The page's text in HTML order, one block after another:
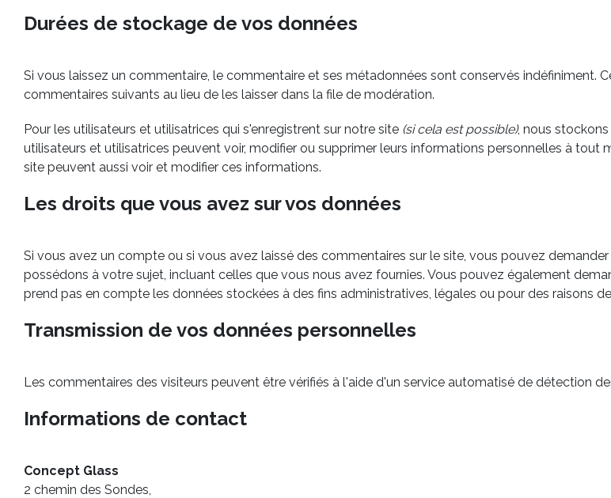
Durées de stockage de vos données
Si vous laissez un commentaire, le commentaire et ses métadonnées sont conservés indéfiniment.
commentaires suivants au lieu de les laisser dans la file de modération.
Pour les utilisateurs et utilisatrices qui s'enregistrent sur notre site (si cela est possible), nous
utilisateurs et utilisatrices peuvent voir, modifier ou supprimer leurs informations personnelles à tout
site peuvent aussi voir et modifier ces informations.
Les droits que vous avez sur vos données
Si vous avez un compte ou si vous avez laissé des commentaires sur le site, vous pouvez
possédons à votre sujet, incluant celles que vous nous avez fournies. Vous pouvez également
prend pas en compte les données stockées à des fins administratives, légales ou pour des raisons
Transmission de vos données personnelles
Les commentaires des visiteurs peuvent être vérifiés à l'aide d'un service automatisé de détection
Informations de contact
Concept Glass
2 chemin des Sondes,